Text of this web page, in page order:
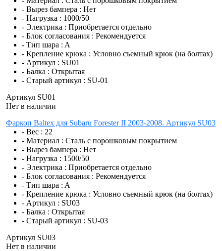
- Вырез бампера : Нет
- Нагрузка : 1000/50
- Электрика : Приобретается отдельно
- Блок согласования : Рекомендуется
- Тип шара : A
- Крепление крюка : Условно съемный крюк (на болтах)
- Артикул : SU01
- Балка : Открытая
- Старый артикул : SU-01
Артикул SU01
Нет в наличии
Фаркоп Baltex для Subaru Forester II 2003-2008. Артикул SU03
- Вес : 22
- Материал : Сталь с порошковым покрытием
- Вырез бампера : Нет
- Нагрузка : 1500/50
- Электрика : Приобретается отдельно
- Блок согласования : Рекомендуется
- Тип шара : A
- Крепление крюка : Условно съемный крюк (на болтах)
- Артикул : SU03
- Балка : Открытая
- Старый артикул : SU-03
Артикул SU03
Нет в наличии